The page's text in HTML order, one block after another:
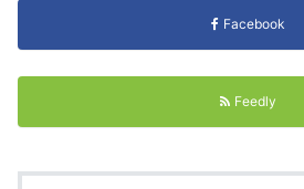
Facebook
Feedly